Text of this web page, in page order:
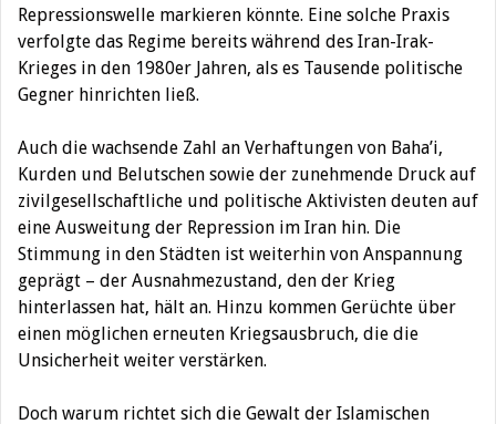
Repressionswelle markieren könnte. Eine solche Praxis
verfolgte das Regime bereits während des Iran-Irak-
Krieges in den 1980er Jahren, als es Tausende politische
Gegner hinrichten ließ.
Auch die wachsende Zahl an Verhaftungen von Baha’i,
Kurden und Belutschen sowie der zunehmende Druck auf
zivilgesellschaftliche und politische Aktivisten deuten auf
eine Ausweitung der Repression im Iran hin. Die
Stimmung in den Städten ist weiterhin von Anspannung
geprägt – der Ausnahmezustand, den der Krieg
hinterlassen hat, hält an. Hinzu kommen Gerüchte über
einen möglichen erneuten Kriegsausbruch, die die
Unsicherheit weiter verstärken.
Doch warum richtet sich die Gewalt der Islamischen